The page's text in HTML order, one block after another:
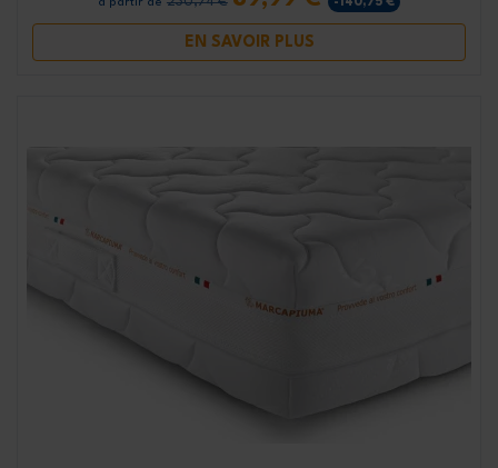
à partir de
EN SAVOIR PLUS